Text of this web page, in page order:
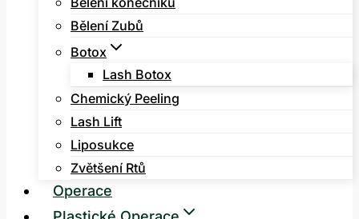
Bělení Zubů
Botox
Lash Botox
Chemický Peeling
Lash Lift
Liposukce
Zvětšení Rtů
Operace